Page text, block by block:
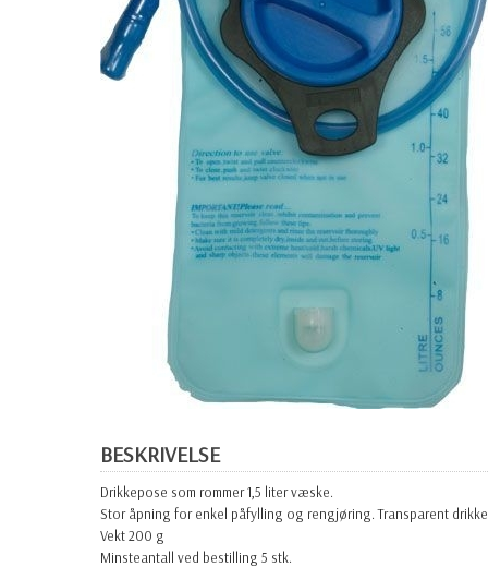
BESKRIVELSE
Drikkepose som rommer 1,5 liter væske.
Stor åpning for enkel påfylling og rengjøring. Transparent
Vekt 200 g
Minsteantall ved bestilling 5 stk.